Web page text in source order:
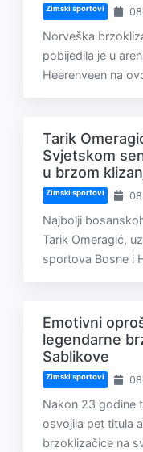
Zimski sportovi
Norveška
pobijedila je u
Heerenveen na
Tarik
Svjetskom
u brzom
Zimski sportovi
Najbolji
Tarik Omeragić,
sportova Bosne i
Emotivni
legendarne
Sablikove
Zimski sportovi
Nakon 23 godine
osvojila pet titula
brzoklizačice na